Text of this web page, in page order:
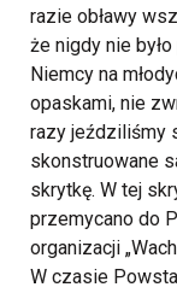
razie obławy
że nigdy nie
Niemcy na
opaskami, nie
razy jeździliśmy
skonstruowane
skrytkę. W tej
przemycano do
organizacji
W czasie